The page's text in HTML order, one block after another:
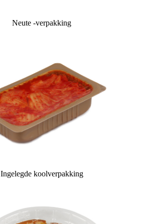
Neute -verpakking
Ingelegde koolverpakking